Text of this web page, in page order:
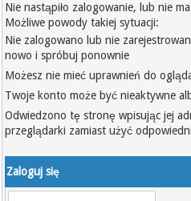
Nie nastąpiło zalogowanie, lub nie
Możliwe powody takiej sytuacji:
Nie zalogowano lub nie
nowo i spróbuj ponownie
Możesz nie mieć uprawnień do
Twoje konto może być nieaktywne
Odwiedzono tę stronę wpisując jej
przeglądarki zamiast użyć
Zaloguj się